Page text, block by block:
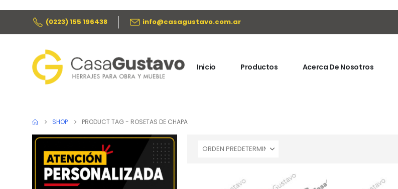
(0223) 155 196438 info@casagustavo.com.ar
Inicio Productos Acerca De Nosotros
SHOP PRODUCT TAG - ROSETAS DE CHAPA